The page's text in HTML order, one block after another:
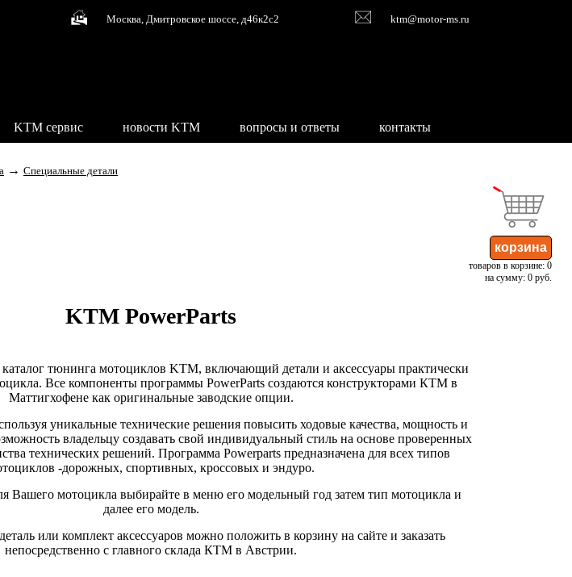
Москва, Дмитровское шоссе, д46к2с2 ktm@motor-ms.ru
KTM сервис новости KTM вопросы и ответы контакты
→ Специальные детали
товаров в корзине: 0
на сумму: 0 руб.
KTM PowerParts
тюнинга мотоциклов KTM, включающий детали и аксессуары практически
Все компоненты программы PowerParts создаются конструкторами КТМ в
Маттигхофене как оригинальные заводские опции.
уникальные технические решения повысить ходовые качества, мощность и
владельцу создавать свой индивидуальный стиль на основе проверенных
технических решений. Программа Powerparts предназначена для всех типов
-дорожных, спортивных, кроссовых и эндуро.
Вашего мотоцикла выбирайте в меню его модельный год затем тип мотоцикла и
далее его модель.
или комплект аксессуаров можно положить в корзину на сайте и заказать
непосредственно с главного склада КТМ в Австрии.